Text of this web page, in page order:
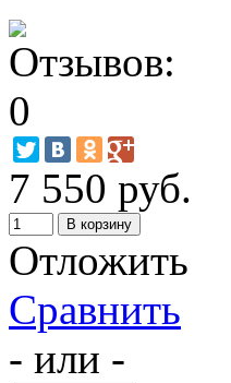
7 550 руб.
Отложить
Сравнить
- или -